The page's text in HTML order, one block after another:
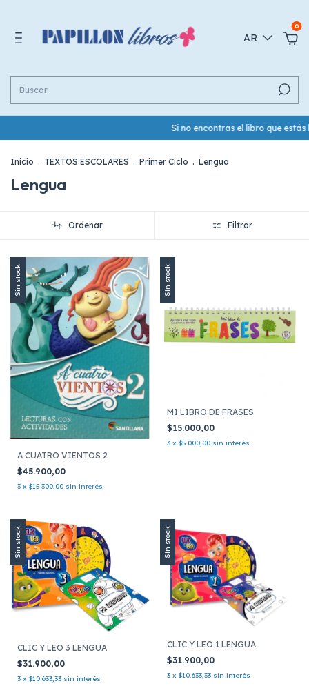
AR
0
Si no encontras el libro que estás
Inicio . TEXTOS ESCOLARES . Primer Ciclo . Lengua
Lengua
Ordenar Filtrar
Sin stock
A CUATRO VIENTOS 2
$45.900,00
3 x $15.300,00 sin interés
Sin stock
MI LIBRO DE FRASES
$15.000,00
3 x $5.000,00 sin interés
Sin stock
CLIC Y LEO 3 LENGUA
$31.900,00
3 x $10.633,33 sin interés
Sin stock
CLIC Y LEO 1 LENGUA
$31.900,00
3 x $10.633,33 sin interés